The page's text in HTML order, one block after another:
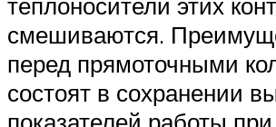
смешиваются.
перед прямоточными
состоят в сохранении